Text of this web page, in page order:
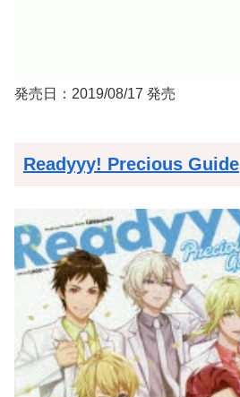
発売日：2019/08/17 発売
Readyyy! Precious Guide